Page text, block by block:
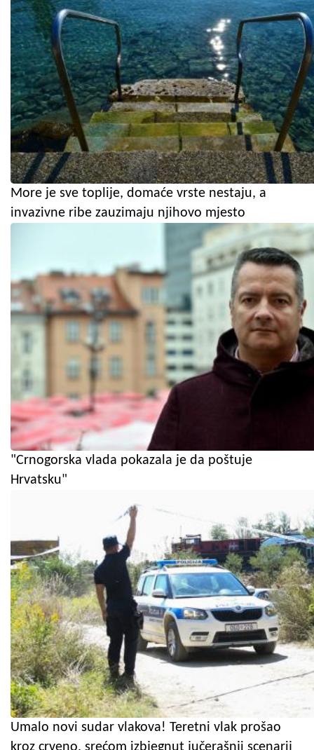
More je sve toplije, domaće vrste nestaju, a
invazivne ribe zauzimaju njihovo mjesto
"Crnogorska vlada pokazala je da poštuje
Hrvatsku"
Umalo novi sudar vlakova! Teretni vlak prošao
kroz crveno, srećom izbjegnut jučerašnji scenarij